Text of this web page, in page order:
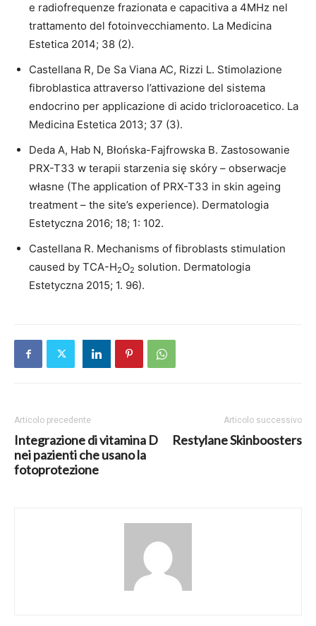
e radiofrequenze frazionata e capacitiva a 4MHz nel
trattamento del fotoinvecchiamento. La Medicina
Estetica 2014; 38 (2).
Castellana R, De Sa Viana AC, Rizzi L. Stimolazione
fibroblastica attraverso l’attivazione del sistema
endocrino per applicazione di acido tricloroacetico. La
Medicina Estetica 2013; 37 (3).
Deda A, Hab N, Błońska-Fajfrowska B. Zastosowanie
PRX-T33 w terapii starzenia się skóry – obserwacje
własne (The application of PRX-T33 in skin ageing
treatment – the site’s experience). Dermatologia
Estetyczna 2016; 18; 1: 102.
Castellana R. Mechanisms of fibroblasts stimulation
caused by TCA-H2O2 solution. Dermatologia
Estetyczna 2015; 1. 96).
Articolo precedente
Integrazione di vitamina D
nei pazienti che usano la
fotoprotezione
Articolo successivo
Restylane Skinboosters